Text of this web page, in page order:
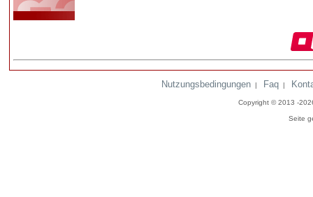
Nutzungsbedingungen | Faq |
Copyright © 2013 -
Seite